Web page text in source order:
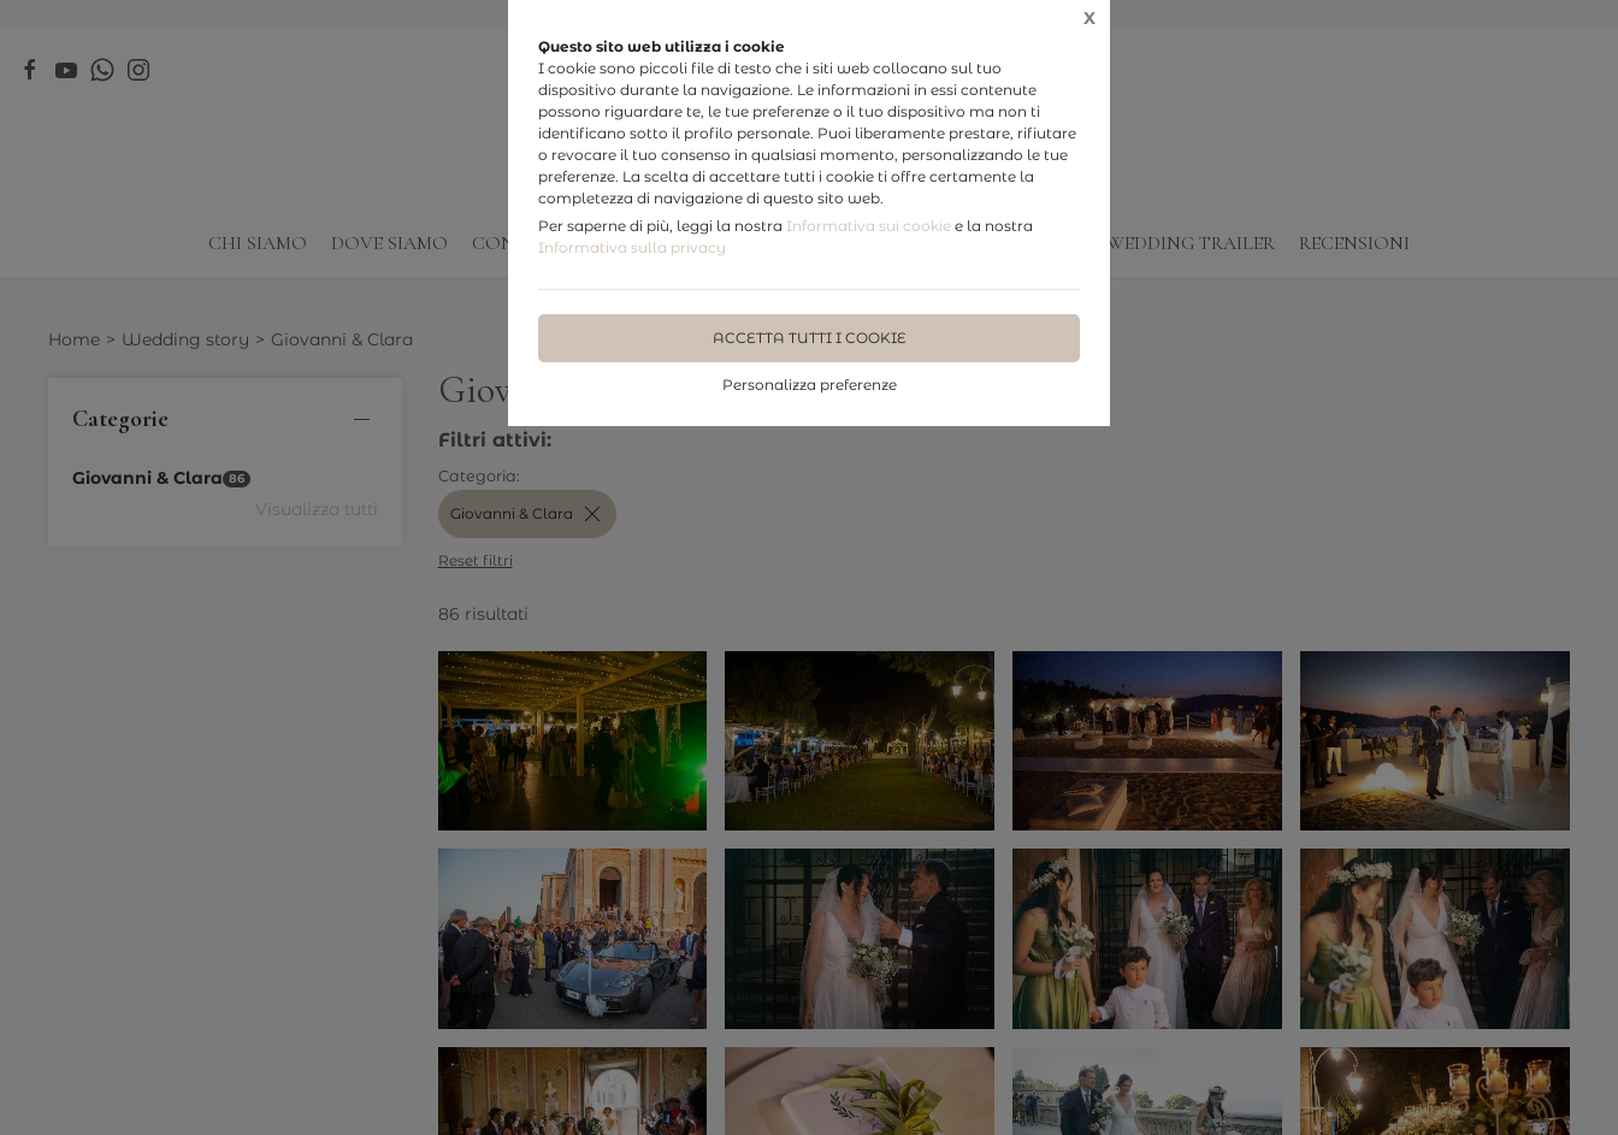
Questo sito web utilizza i cookie
I cookie sono piccoli file di testo che i siti web collocano sul tuo
dispositivo durante la navigazione. Le informazioni in essi contenute
possono riguardare te, le tue preferenze o il tuo dispositivo ma non ti
identificano sotto il profilo personale. Puoi liberamente prestare, rifiutare
o revocare il tuo consenso in qualsiasi momento, personalizzando le tue
preferenze. La scelta di accettare tutti i cookie ti offre certamente la
completezza di navigazione di questo sito web.
Per saperne di più, leggi la nostra Informativa sui cookie e la nostra
Informativa sulla privacy
ACCETTA TUTTI I COOKIE
Personalizza preferenze
X
CHI SIAMO DOVE SIAMO CONTATTI PHOTO WEDDING WEDDING TRAILER RECENSIONI
Home Wedding story Giovanni & Clara
Categorie
Giovanni & Clara 86
Visualizza tutti
Giovanni & Clara
Filtri attivi:
Categoria:
Giovanni & Clara
Reset filtri
86 risultati